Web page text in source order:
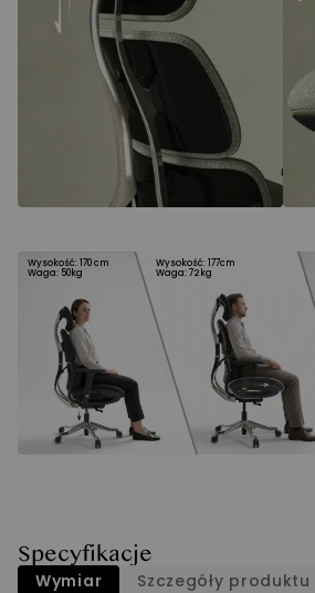
Wysokość: 170 cm
Waga: 50kg
Wysokość: 177cm
Waga: 72kg
Specyfikacje
Wymiar Szczegóły produktu